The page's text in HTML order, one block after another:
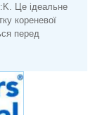
Це ідеальне
кореневої
перед